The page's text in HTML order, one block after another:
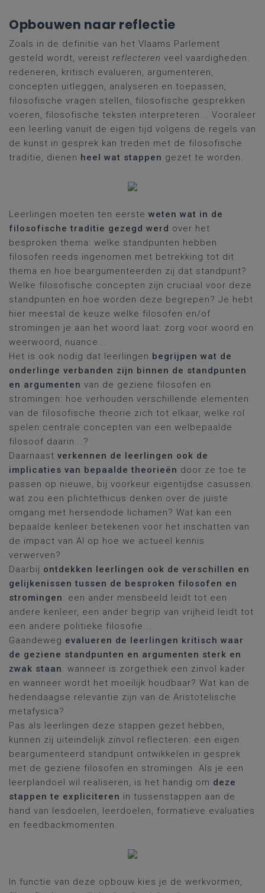
Opbouwen naar reflectie
Zoals in de definitie van het Vlaams Parlement
gesteld wordt, vereist reflecteren veel vaardigheden:
redeneren, kritisch evalueren, argumenteren,
concepten uitleggen, analyseren en toepassen,
filosofische vragen stellen, filosofische gesprekken
voeren, filosofische teksten interpreteren... Vooraleer
een leerling vanuit de eigen tijd volgens de regels van
de kunst in gesprek kan treden met de filosofische
traditie, dienen heel wat stappen gezet te worden.
Leerlingen moeten ten eerste weten wat in de
filosofische traditie gezegd werd over het
besproken thema: welke standpunten hebben
filosofen reeds ingenomen met betrekking tot dit
thema en hoe beargumenteerden zij dat standpunt?
Welke filosofische concepten zijn cruciaal voor deze
standpunten en hoe worden deze begrepen? Je hebt
hier meestal de keuze welke filosofen en/of
stromingen je aan het woord laat: zorg voor woord en
weerwoord, nuance...
Het is ook nodig dat leerlingen begrijpen wat de
onderlinge verbanden zijn binnen de standpunten
en argumenten van de geziene filosofen en
stromingen: hoe verhouden verschillende elementen
van de filosofische theorie zich tot elkaar, welke rol
spelen centrale concepten van een welbepaalde
filosoof daarin...?
Daarnaast verkennen de leerlingen ook de
implicaties van bepaalde theorieën door ze toe te
passen op nieuwe, bij voorkeur eigentijdse casussen:
wat zou een plichtethicus denken over de juiste
omgang met hersendode lichamen? Wat kan een
bepaalde kenleer betekenen voor het inschatten van
de impact van AI op hoe we actueel kennis
verwerven?
Daarbij ontdekken leerlingen ook de verschillen en
gelijkenissen tussen de besproken filosofen en
stromingen: een ander mensbeeld leidt tot een
andere kenleer, een ander begrip van vrijheid leidt tot
een andere politieke filosofie...
Gaandeweg evalueren de leerlingen kritisch waar
de geziene standpunten en argumenten sterk en
zwak staan: wanneer is zorgethiek een zinvol kader
en wanneer wordt het moeilijk houdbaar? Wat kan de
hedendaagse relevantie zijn van de Aristotelische
metafysica?
Pas als leerlingen deze stappen gezet hebben,
kunnen zij uiteindelijk zinvol reflecteren: een eigen
beargumenteerd standpunt ontwikkelen in gesprek
met de geziene filosofen en stromingen. Als je een
leerplandoel wil realiseren, is het handig om deze
stappen te expliciteren in tussenstappen aan de
hand van lesdoelen, leerdoelen, formatieve evaluaties
en feedbackmomenten.
In functie van deze opbouw kies je de werkvormen,